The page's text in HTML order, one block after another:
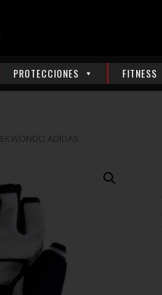
PROTECCIONES FITNESS
ADIDAS